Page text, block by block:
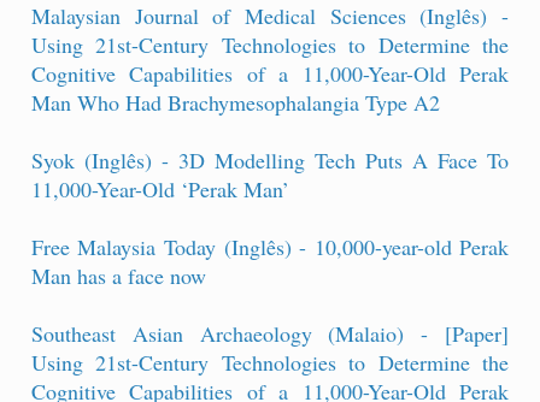
Malaysian Journal of Medical Sciences (Inglês) -
Using 21st-Century Technologies to Determine the
Cognitive Capabilities of a 11,000-Year-Old Perak
Man Who Had Brachymesophalangia Type A2
Syok (Inglês) - 3D Modelling Tech Puts A Face To
11,000-Year-Old ‘Perak Man’
Free Malaysia Today (Inglês) - 10,000-year-old Perak
Man has a face now
Southeast Asian Archaeology (Malaio) - [Paper]
Using 21st-Century Technologies to Determine the
Cognitive Capabilities of a 11,000-Year-Old Perak